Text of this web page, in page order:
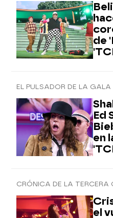
de
Ed
en
CRÓNICA DE LA
el